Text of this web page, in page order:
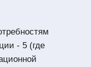
- 5 (где